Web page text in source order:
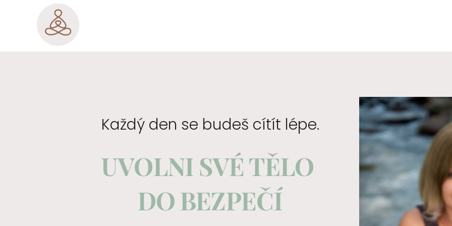
Každý den se budeš cítít lépe.
UVOLNI SVÉ TĚLO
DO BEZPEČÍ